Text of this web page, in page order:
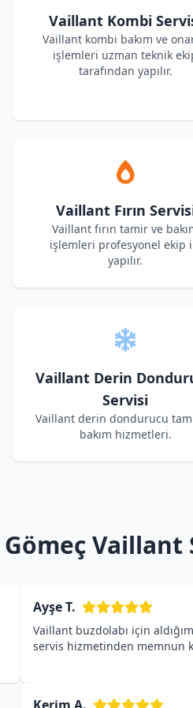
Vaillant Kombi
Vaillant kombi bakım ve
işlemleri uzman teknik
tarafından yapılır.
Vaillant Fırın
Vaillant fırın tamir ve
işlemleri profesyonel ekip
yapılır.
Vaillant Derin
Servisi
Vaillant derin dondurucu
bakım hizmetleri.
Gömeç Vaillant
Ayşe T.
Vaillant buzdolabı için
servis hizmetinden memnun